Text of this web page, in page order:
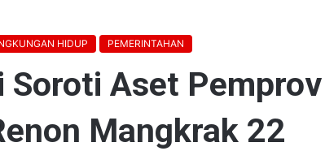
HIDUP PEMERINTAHAN
Soroti Aset Pemprov
Mangkrak 22